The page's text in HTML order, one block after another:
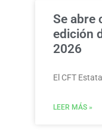
Se abre
edición
2026
El CFT
LEER MÁS »